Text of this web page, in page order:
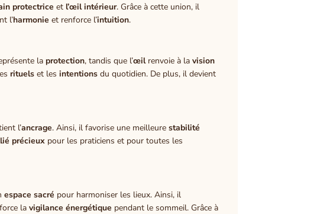
protectrice et l’œil intérieur. Grâce à cette union, il
l’harmonie et renforce l’intuition.
la protection, tandis que l’œilrenvoie à lavision
rituels et lesintentions du quotidien. De plus, il devient
l’ancrage. Ainsi, il favorise une meilleurestabilité
précieux pour les praticiens et pour toutes les
espace sacré pour harmoniser les lieux. Ainsi, il
lavigilance énergétique pendant le sommeil. Grâce à